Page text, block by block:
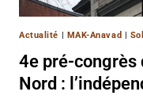
Actualité | MAK-Anavad |
4e pré-congrès
Nord :